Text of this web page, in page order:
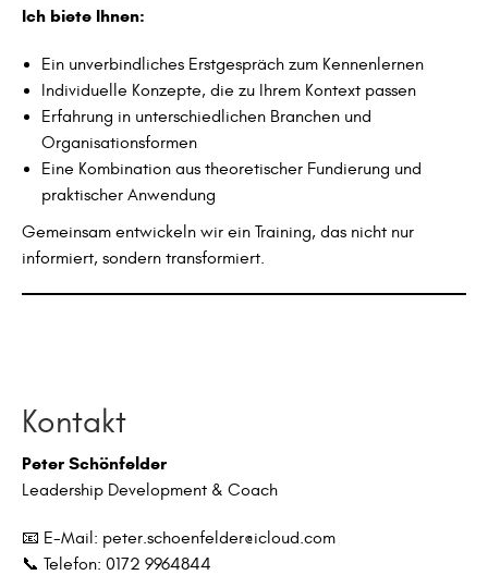
Ich biete Ihnen:
Ein unverbindliches Erstgespräch zum Kennenlernen
Individuelle Konzepte, die zu Ihrem Kontext passen
Erfahrung in unterschiedlichen Branchen und
Organisationsformen
Eine Kombination aus theoretischer Fundierung und
praktischer Anwendung
Gemeinsam entwickeln wir ein Training, das nicht nur
informiert, sondern transformiert.
Kontakt
Peter Schönfelder
Leadership Development & Coach
📧 E-Mail: peter.schoenfelder@icloud.com
📞 Telefon: 0172 9964844